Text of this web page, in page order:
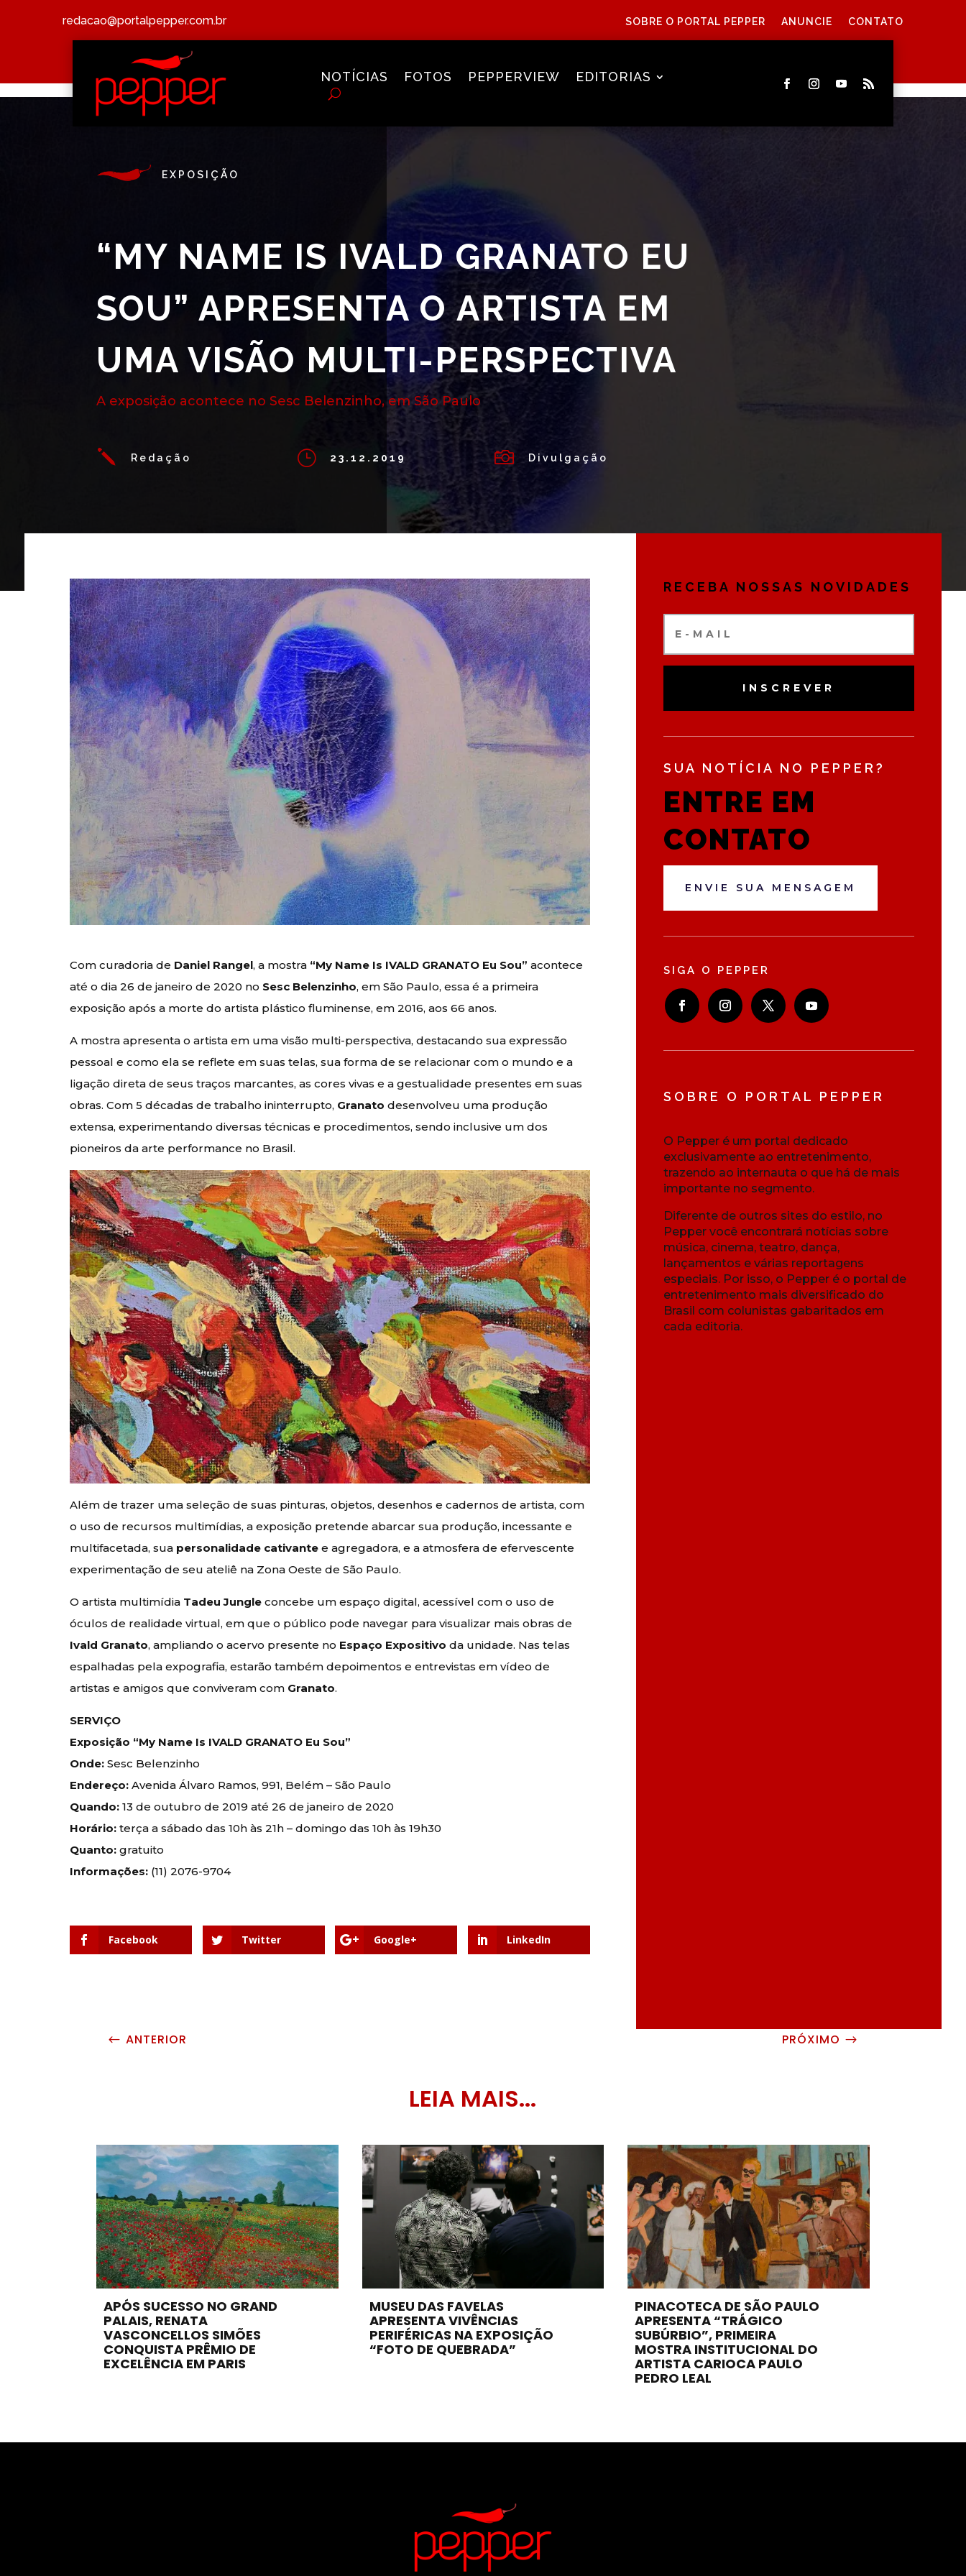
redacao@portalpepper.com.br SOBRE O PORTAL PEPPER ANUNCIE CONTATO
NOTÍCIAS FOTOS PEPPERVIEW EDITORIAS
EXPOSIÇÃO
“MY NAME IS IVALD GRANATO EU
SOU” APRESENTA O ARTISTA EM
UMA VISÃO MULTI-PERSPECTIVA
A exposição acontece no Sesc Belenzinho, em São Paulo
j Redação } 23.12.2019  Divulgação
Com curadoria de Daniel Rangel, a mostra “My Name Is IVALD GRANATO Eu Sou” acontece
até o dia 26 de janeiro de 2020 no Sesc Belenzinho, em São Paulo, essa é a primeira
exposição após a morte do artista plástico fluminense, em 2016, aos 66 anos.
A mostra apresenta o artista em uma visão multi-perspectiva, destacando sua expressão
pessoal e como ela se reflete em suas telas, sua forma de se relacionar com o mundo e a
ligação direta de seus traços marcantes, as cores vivas e a gestualidade presentes em suas
obras. Com 5 décadas de trabalho ininterrupto, Granato desenvolveu uma produção
extensa, experimentando diversas técnicas e procedimentos, sendo inclusive um dos
pioneiros da arte performance no Brasil.
Além de trazer uma seleção de suas pinturas, objetos, desenhos e cadernos de artista, com
o uso de recursos multimídias, a exposição pretende abarcar sua produção, incessante e
multifacetada, sua personalidade cativante e agregadora, e a atmosfera de efervescente
experimentação de seu ateliê na Zona Oeste de São Paulo.
O artista multimídia Tadeu Jungle concebe um espaço digital, acessível com o uso de
óculos de realidade virtual, em que o público pode navegar para visualizar mais obras de
Ivald Granato, ampliando o acervo presente no Espaço Expositivo da unidade. Nas telas
espalhadas pela expografia, estarão também depoimentos e entrevistas em vídeo de
artistas e amigos que conviveram com Granato.
SERVIÇO
Exposição “My Name Is IVALD GRANATO Eu Sou”
Onde: Sesc Belenzinho
Endereço: Avenida Álvaro Ramos, 991, Belém – São Paulo
Quando: 13 de outubro de 2019 até 26 de janeiro de 2020
Horário: terça a sábado das 10h às 21h – domingo das 10h às 19h30
Quanto: gratuito
Informações: (11) 2076-9704
Facebook Twitter Google+ LinkedIn
RECEBA NOSSAS NOVIDADES
INSCREVER
SUA NOTÍCIA NO PEPPER?
ENTRE EM
CONTATO
ENVIE SUA MENSAGEM
SIGA O PEPPER
SOBRE O PORTAL PEPPER
O Pepper é um portal dedicado
exclusivamente ao entretenimento,
trazendo ao internauta o que há de mais
importante no segmento.
Diferente de outros sites do estilo, no
Pepper você encontrará notícias sobre
música, cinema, teatro, dança,
lançamentos e várias reportagens
especiais. Por isso, o Pepper é o portal de
entretenimento mais diversificado do
Brasil com colunistas gabaritados em
cada editoria.
# ANTERIOR PRÓXIMO $
LEIA MAIS...
APÓS SUCESSO NO GRAND
PALAIS, RENATA
VASCONCELLOS SIMÕES
CONQUISTA PRÊMIO DE
EXCELÊNCIA EM PARIS
MUSEU DAS FAVELAS
APRESENTA VIVÊNCIAS
PERIFÉRICAS NA EXPOSIÇÃO
“FOTO DE QUEBRADA”
PINACOTECA DE SÃO PAULO
APRESENTA “TRÁGICO
SUBÚRBIO”, PRIMEIRA
MOSTRA INSTITUCIONAL DO
ARTISTA CARIOCA PAULO
PEDRO LEAL